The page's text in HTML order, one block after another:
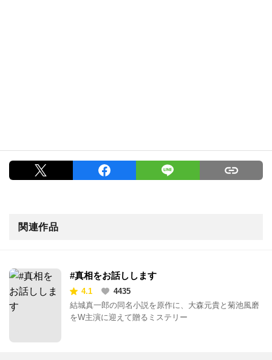
関連作品
#真相をお話しします
4.1
4435
結城真一郎の同名小説を原作に、大森元貴と菊池風磨
をW主演に迎えて贈るミステリー